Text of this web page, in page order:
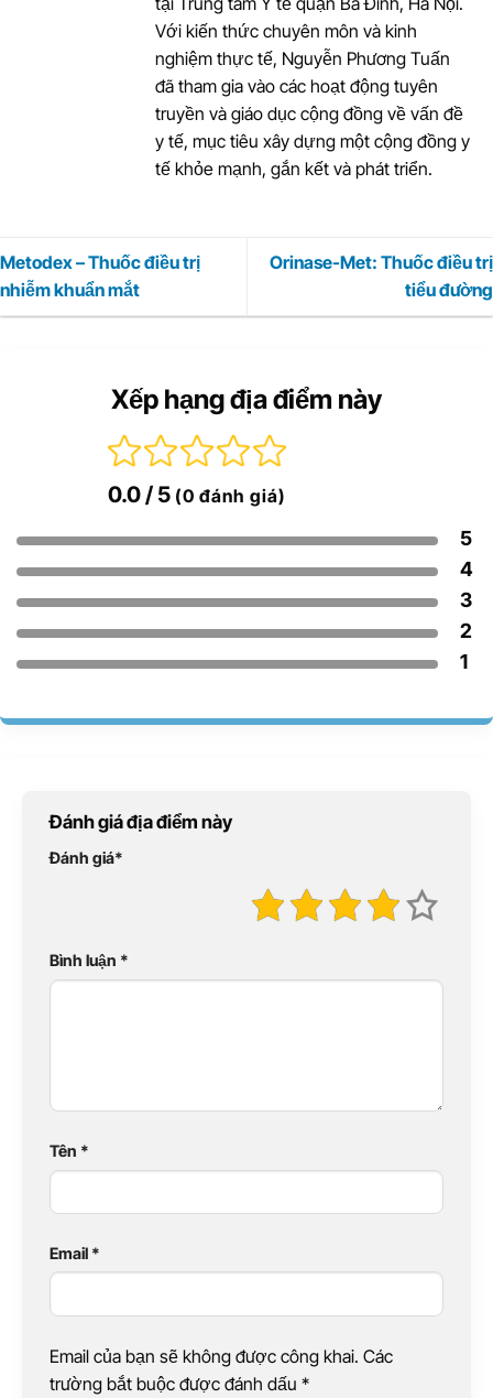
Với kiến thức chuyên môn và kinh
nghiệm thực tế, Nguyễn Phương Tuấn
đã tham gia vào các hoạt động tuyên
truyền và giáo dục cộng đồng về vấn đề
y tế, mục tiêu xây dựng một cộng đồng y
tế khỏe mạnh, gắn kết và phát triển.
Metodex – Thuốc điều trị
nhiễm khuẩn mắt
Orinase-Met: Thuốc điều trị
tiểu đường
Xếp hạng địa điểm này
0.0 / 5 (0 đánh giá)
5
4
3
2
1
Đánh giá địa điểm này
Đánh giá*
Bình luận *
Tên *
Email *
Email của bạn sẽ không được công khai. Các
trường bắt buộc được đánh dấu *